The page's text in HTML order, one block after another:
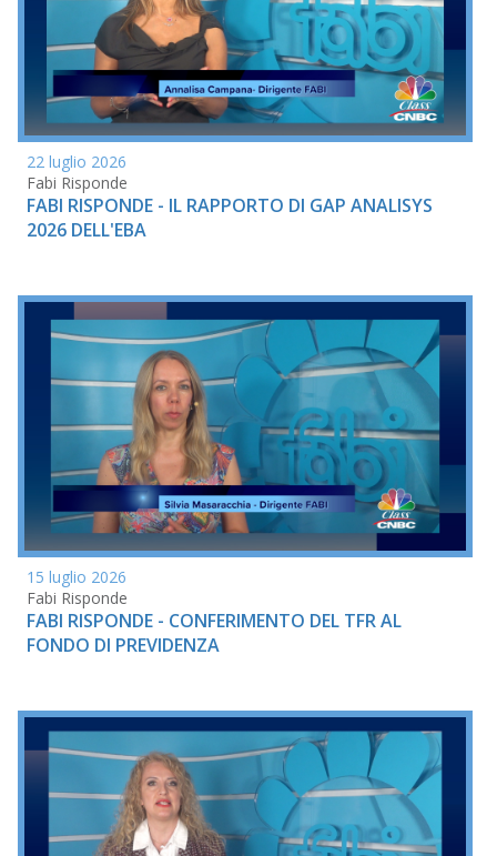
22 luglio 2026
Fabi Risponde
FABI RISPONDE - IL RAPPORTO DI GAP ANALISYS
2026 DELL'EBA
15 luglio 2026
Fabi Risponde
FABI RISPONDE - CONFERIMENTO DEL TFR AL
FONDO DI PREVIDENZA